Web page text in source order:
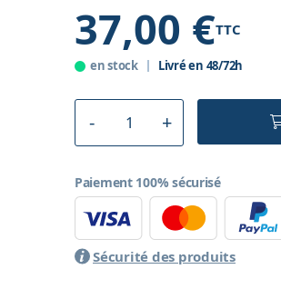
37,00 €TTC
en stock Livré en 48/72h
Paiement 100% sécurisé
Sécurité des produits